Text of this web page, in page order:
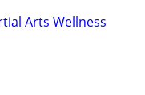
Arts Wellness